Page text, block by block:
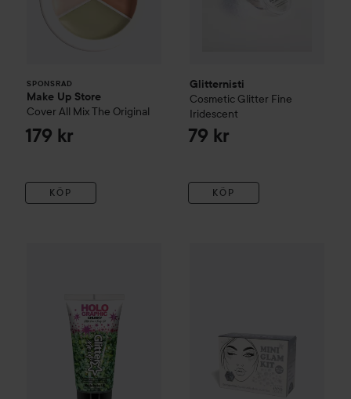
SPONSRAD
Make Up Store
Cover All MixThe Original
179 kr
KÖP
Glitternisti
Cosmetic Glitter Fine
Iridescent
79 kr
KÖP